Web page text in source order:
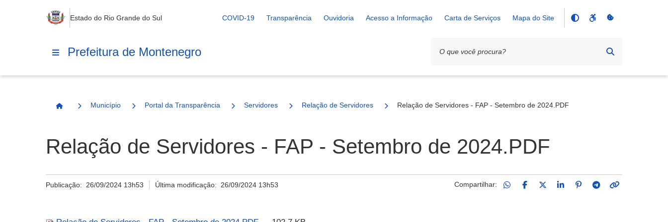
Estado do Rio Grande do Sul COVID-19 Transparência Ouvidoria Acesso a Informação Carta de Serviços Mapa do Site
Prefeitura de Montenegro
Página Inicial
Município Portal da Transparência Servidores Relação de Servidores Relação de Servidores - FAP - Setembro de 2024.PDF
Relação de Servidores - FAP - Setembro de 2024.PDF
Publicação: 26/09/2024 13h53 Última modificação: 26/09/2024 13h53 Compartilhar: